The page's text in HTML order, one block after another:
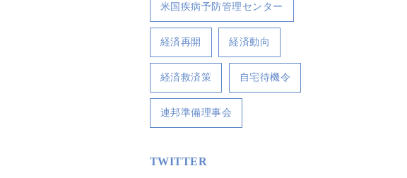
米国疾病予防管理センター
経済再開 経済動向
経済救済策 自宅待機令
連邦準備理事会
TWITTER